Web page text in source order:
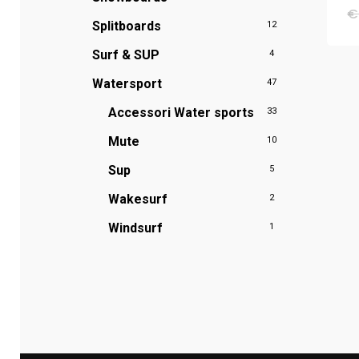
Splitboards 12
Surf & SUP 4
Watersport 47
Accessori Water sports 33
Mute 10
Sup 5
Wakesurf 2
Windsurf 1
€